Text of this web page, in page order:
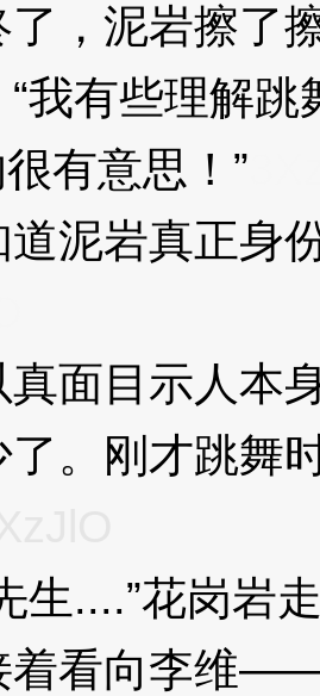
泥岩擦了擦
我有些理解
有意思！”
岩真正身份
目示人本身
。刚才跳舞
....”花岗岩走
着看向李维